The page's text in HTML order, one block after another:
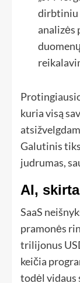
dirbtiniu
analizės
kuria visą
Galutinis
judrumas,
AI,
SaaS
pramonės
trilijonus
keičia
todėl vidaus